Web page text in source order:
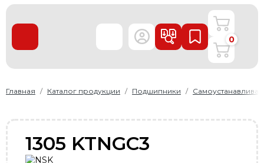
О нас
Доставка и оплата
+7 (831) 215-14-27
0
Главная Каталог продукции Подшипники
1305 KTNGC3